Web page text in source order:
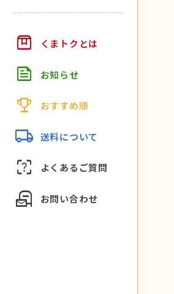
box くまトクとは
feed お知らせ
trophy おすすめ順
local_shipping 送料について
indeterminate_question_box よくあるご質問
local_post_office お問い合わせ